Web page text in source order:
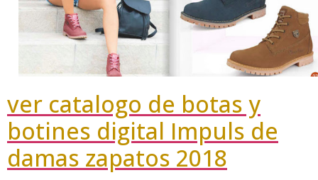
ver catalogo de botas y
botines digital Impuls de
damas zapatos 2018